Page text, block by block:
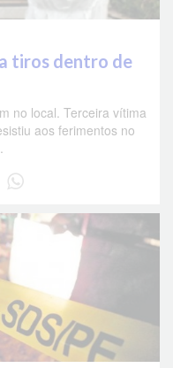
tiros dentro de
no local. Terceira vítima
aos ferimentos no